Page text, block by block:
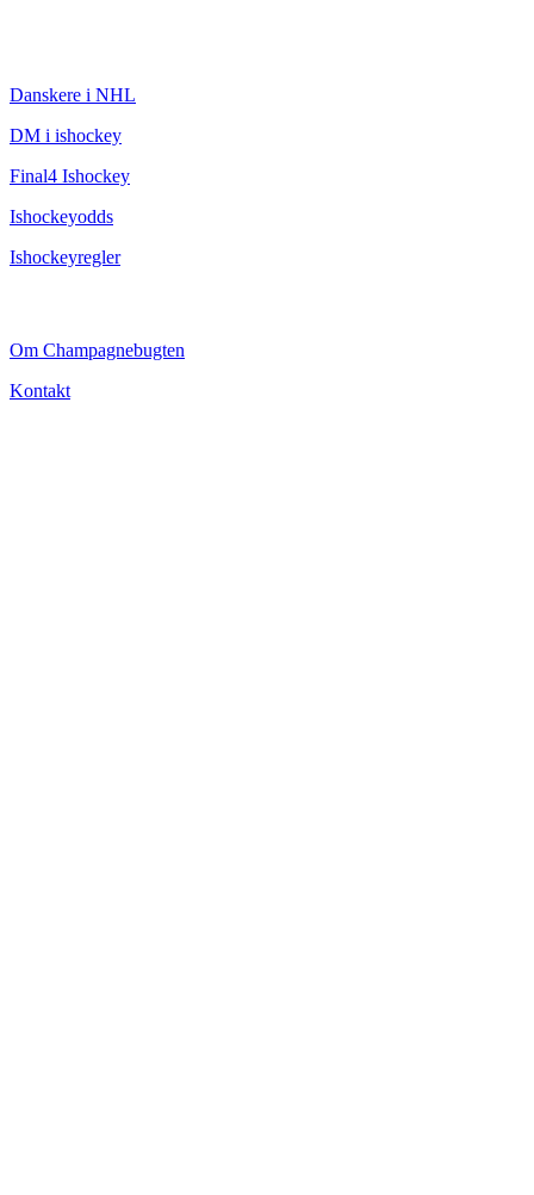
Danskere i NHL
DM i ishockey
Final4 Ishockey
Ishockeyodds
Ishockeyregler
Om Champagnebugten
Kontakt